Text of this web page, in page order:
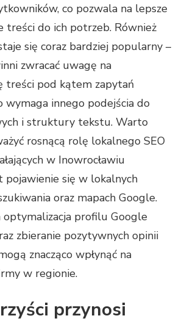
co pozwala na lepsze
treści do ich potrzeb. Również
się coraz bardziej popularny –
zwracać uwagę na
treści pod kątem zapytań
wymaga innego podejścia do
i struktury tekstu. Warto
rosnącą rolę lokalnego SEO
w Inowrocławiu
pojawienie się w lokalnych
oraz mapach Google.
optymalizacja profilu Google
zbieranie pozytywnych opinii
znacząco wpłynąć na
w regionie.
przynosi